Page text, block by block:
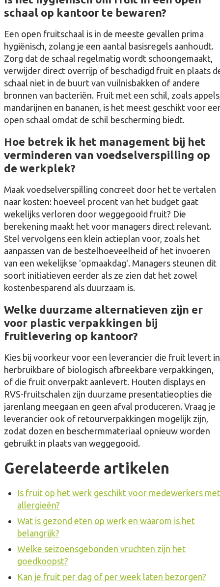
schaal op kantoor te bewaren?
Een open fruitschaal is in de meeste gevallen prima
hygiënisch, zolang je een aantal basisregels aanhoudt.
Zorg dat de schaal regelmatig wordt schoongemaakt,
verwijder direct overrijp of beschadigd fruit en plaats
schaal niet in de buurt van vuilnisbakken of andere
bronnen van bacteriën. Fruit met een schil, zoals
mandarijnen en bananen, is het meest geschikt voor
open schaal omdat de schil bescherming biedt.
Hoe betrek ik het management bij het
verminderen van voedselverspilling op
de werkplek?
Maak voedselverspilling concreet door het te vertalen
naar kosten: hoeveel procent van het budget gaat
wekelijks verloren door weggegooid fruit? Die
berekening maakt het voor managers direct relevant.
Stel vervolgens een klein actieplan voor, zoals het
aanpassen van de bestelhoeveelheid of het invoeren
van een wekelijkse 'opmaakdag'. Managers steunen dit
soort initiatieven eerder als ze zien dat het zowel
kostenbesparend als duurzaam is.
Welke duurzame alternatieven zijn er
voor plastic verpakkingen bij
fruitlevering op kantoor?
Kies bij voorkeur voor een leverancier die fruit levert in
herbruikbare of biologisch afbreekbare verpakkingen,
of die fruit onverpakt aanlevert. Houten displays en
RVS-fruitschalen zijn duurzame presentatieopties die
jarenlang meegaan en geen afval produceren. Vraag je
leverancier ook of retourverpakkingen mogelijk zijn,
zodat dozen en beschermmateriaal opnieuw worden
gebruikt in plaats van weggegooid.
Gerelateerde artikelen
Is fruit op het werk geschikt voor medewerkers met
allergieën?
Wat is gezond eten op werk en waarom is het
belangrijk?
Welke seizoensgebonden vruchten zijn het
goedkoopst?
Kan je fruit per dag of per week laten bezorgen?